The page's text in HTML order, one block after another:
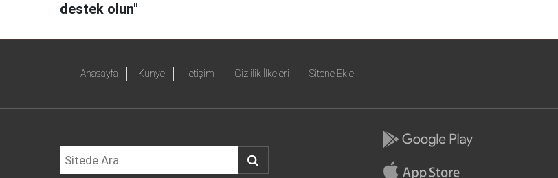
destek olun"
Anasayfa Künye İletişim Gizlilik İlkeleri Sitene Ekle